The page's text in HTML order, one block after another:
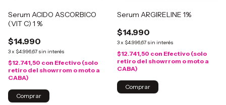
Serum ACIDO ASCORBICO
(VIT C) 1 %
$14.990
3x $4.996,67 sin interés
$12.741,50 con Efectivo (solo
retiro del showrrom o moto a
CABA)
Serum ARGIRELINE 1%
$14.990
3x $4.996,67 sin interés
$12.741,50 con Efectivo (solo
retiro del showrrom o moto a
CABA)